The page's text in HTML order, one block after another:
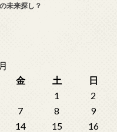
未来探し？
金 土 日
1
2
7 8
9
14 15
16